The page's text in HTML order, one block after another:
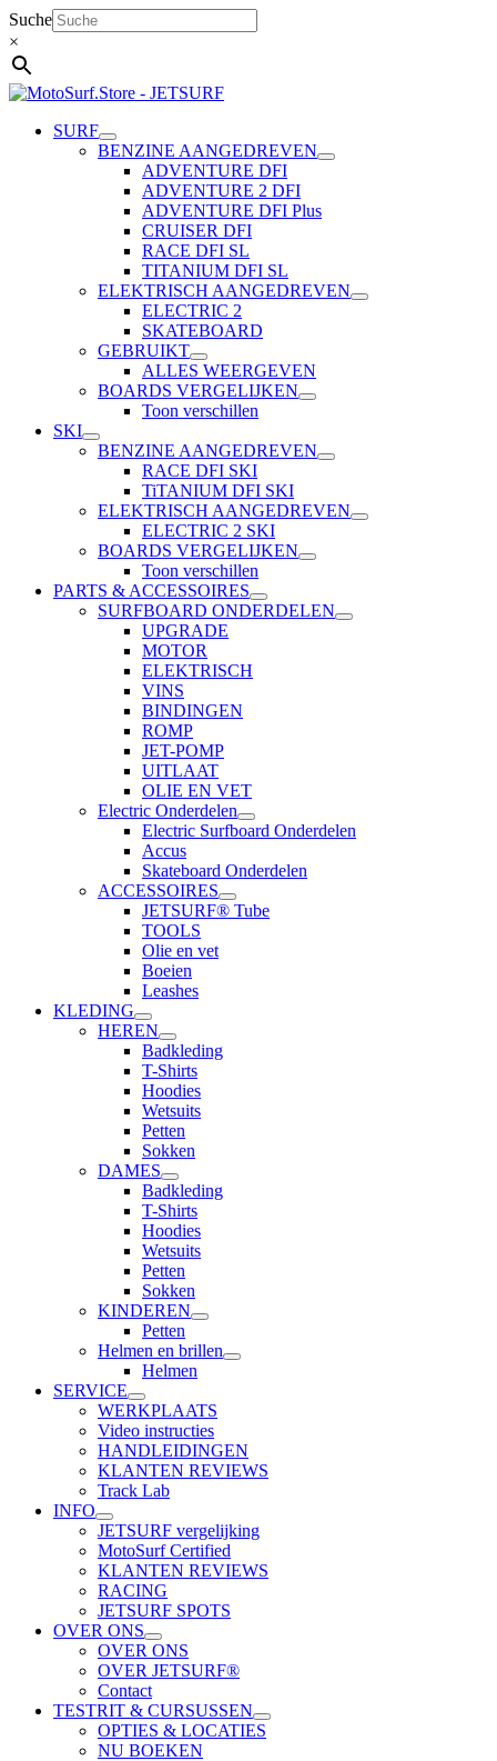
Ga
naar
de
inhoud
Suche
×
SURF
BENZINE AANGEDREVEN
ADVENTURE DFI
ADVENTURE 2 DFI
ADVENTURE DFI Plus
CRUISER DFI
RACE DFI SL
TITANIUM DFI SL
ELEKTRISCH AANGEDREVEN
ELECTRIC 2
SKATEBOARD
GEBRUIKT
ALLES WEERGEVEN
BOARDS VERGELIJKEN
Toon verschillen
SKI
BENZINE AANGEDREVEN
RACE DFI SKI
TiTANIUM DFI SKI
ELEKTRISCH AANGEDREVEN
ELECTRIC 2 SKI
BOARDS VERGELIJKEN
Toon verschillen
PARTS & ACCESSOIRES
SURFBOARD ONDERDELEN
UPGRADE
MOTOR
ELEKTRISCH
VINS
BINDINGEN
ROMP
JET-POMP
UITLAAT
OLIE EN VET
Electric Onderdelen
Electric Surfboard Onderdelen
Accus
Skateboard Onderdelen
ACCESSOIRES
JETSURF® Tube
TOOLS
Olie en vet
Boeien
Leashes
KLEDING
HEREN
Badkleding
T-Shirts
Hoodies
Wetsuits
Petten
Sokken
DAMES
Badkleding
T-Shirts
Hoodies
Wetsuits
Petten
Sokken
KINDEREN
Petten
Helmen en brillen
Helmen
SERVICE
WERKPLAATS
Video instructies
HANDLEIDINGEN
KLANTEN REVIEWS
Track Lab
INFO
JETSURF vergelijking
MotoSurf Certified
KLANTEN REVIEWS
RACING
JETSURF SPOTS
OVER ONS
OVER ONS
OVER JETSURF®
Contact
TESTRIT & CURSUSSEN
OPTIES & LOCATIES
NU BOEKEN